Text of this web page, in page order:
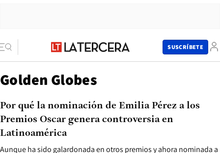
SUSCRÍBETE
Golden Globes
Aunque ha sido galardonada en otros premios y ahora nominada a
Por qué la nominación de Emilia Pérez a los
Premios Oscar genera controversia en
Latinoamérica